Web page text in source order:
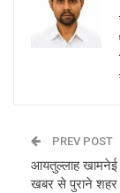
PREV POST
आयतुल्लाह खामनेई
खबर से पुराने